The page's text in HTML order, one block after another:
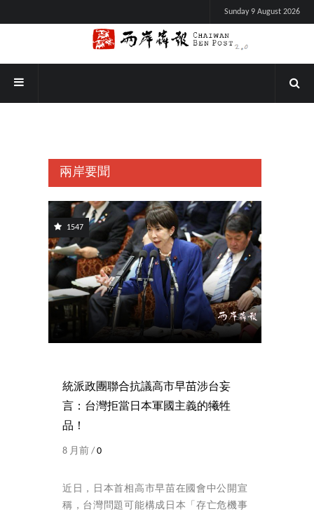
Sunday 9 August 2026
兩岸要聞
1547
統派政團聯合抗議高市早苗涉台妄
言：台灣拒當日本軍國主義的犧牲
品！
8 月前 /0
近日，日本首相高市早苗在國會中公開宣
稱，台灣問題可能構成日本「存亡危機事